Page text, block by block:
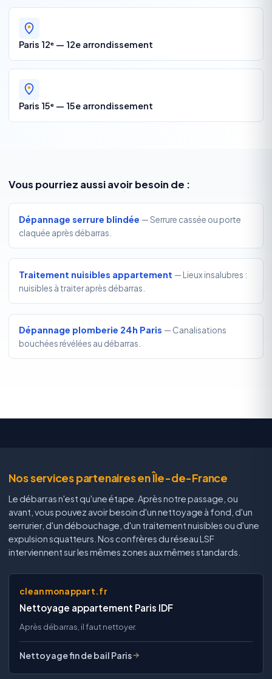
Paris 12ᵉ — 12e arrondissement
Paris 15ᵉ — 15e arrondissement
Vous pourriez aussi avoir besoin de :
Dépannage serrure blindée — Serrure cassée ou porte
claquée après débarras.
Traitement nuisibles appartement — Lieux insalubres :
nuisibles à traiter après débarras.
Dépannage plomberie 24h Paris — Canalisations
bouchées révélées au débarras.
Nos services partenaires en Île-de-France
Le débarras n'est qu'une étape. Après notre passage, ou
avant, vous pouvez avoir besoin d'un nettoyage à fond, d'un
serrurier, d'un débouchage, d'un traitement nuisibles ou d'une
expulsion squatteurs. Nos confrères du réseau LSF
interviennent sur les mêmes zones aux mêmes standards.
cleanmonappart.fr
Nettoyage appartement Paris IDF
Après débarras, il faut nettoyer.
Nettoyage fin de bail Paris